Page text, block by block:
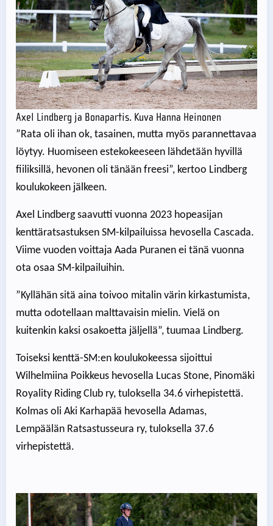
Axel Lindberg ja Bonapartis. Kuva Hanna Heinonen
”Rata oli ihan ok, tasainen, mutta myös parannettavaa
löytyy. Huomiseen estekokeeseen lähdetään hyvillä
fiiliksillä, hevonen oli tänään freesi”, kertoo Lindberg
koulukokeen jälkeen.
Axel Lindberg saavutti vuonna 2023 hopeasijan
kenttäratsastuksen SM-kilpailuissa hevosella Cascada.
Viime vuoden voittaja Aada Puranen ei tänä vuonna
ota osaa SM-kilpailuihin.
”Kyllähän sitä aina toivoo mitalin värin kirkastumista,
mutta odotellaan malttavaisin mielin. Vielä on
kuitenkin kaksi osakoetta jäljellä”, tuumaa Lindberg.
Toiseksi kenttä-SM:en koulukokeessa sijoittui
Wilhelmiina Poikkeus hevosella Lucas Stone, Pinomäki
Royality Riding Club ry, tuloksella 34.6 virhepistettä.
Kolmas oli Aki Karhapää hevosella Adamas,
Lempäälän Ratsastusseura ry, tuloksella 37.6
virhepistettä.